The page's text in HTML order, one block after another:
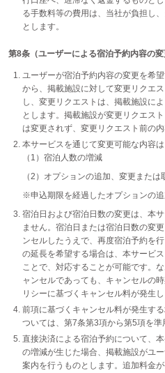
る手数料等の費用は、当社が負担し
とします。
第8条（ユーザーによる宿泊予約内容の変
ユーザーが宿泊予約内容の変更を希
から、掲載施設に対して変更リクエ
し、変更リクエストは、掲載施設に
とします。掲載施設が変更リクエス
は変更されず、変更リクエスト前の
本サービスを通じて変更可能な内容
（1）宿泊人数の増減
（2）オプションの追加、変更または
※申込期限を経過したオプションの追
宿泊日および宿泊日数の変更は、本
ません。宿泊日または宿泊日数の変
ンセルしたうえで、再度宿泊予約を
の延長を希望する場合は、本サービ
ことで、対応することが可能です。
ャンセルであっても、キャンセルの
リシーに基づくキャンセル料が発生し
前項に基づくキャンセル料が発生す
ついては、第7条第3項から第5項を準
直接決済による宿泊予約について、
の増減が生じた場合、掲載施設がユ
案内を行うものとします。追加料金